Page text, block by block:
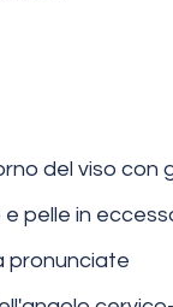
del viso con
e pelle in
pronunciate